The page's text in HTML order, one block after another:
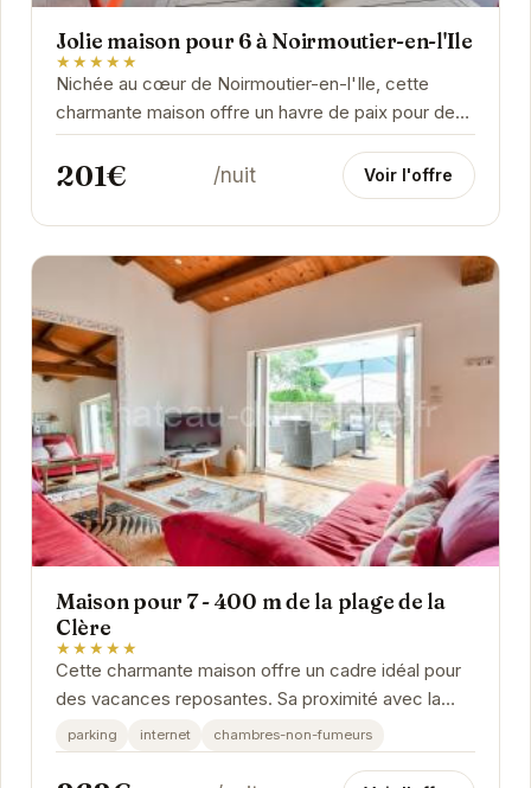
Jolie maison pour 6 à Noirmoutier-en-l'Ile
★★★★★
Nichée au cœur de Noirmoutier-en-l'Ile, cette
charmante maison offre un havre de paix pour des
vacances inoubliables. Ses espaces de vie
lumineux...
201€ /nuit Voir l'offre
Maison pour 7 - 400 m de la plage de la
Clère
★★★★★
Cette charmante maison offre un cadre idéal pour
des vacances reposantes. Sa proximité avec la
plage de la Clère permet de profiter pleinement
des...
parking internet chambres-non-fumeurs